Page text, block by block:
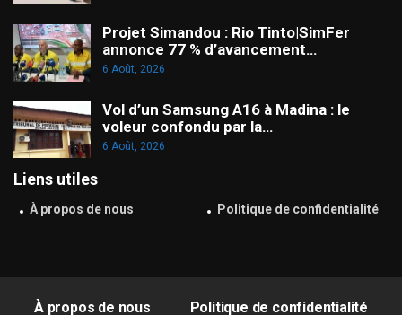
Projet Simandou : Rio Tinto|SimFer
annonce 77 % d’avancement…
6 Août, 2026
Vol d’un Samsung A16 à Madina : le
voleur confondu par la…
6 Août, 2026
Liens utiles
À propos de nous Politique de confidentialité
À propos de nous Politique de confidentialité